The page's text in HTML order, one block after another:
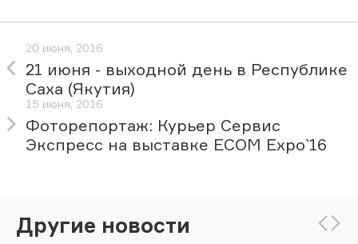
20 июня, 2016
21 июня - выходной день в Республике
Саха (Якутия)
15 июня, 2016
Фоторепортаж: Курьер Сервис
Экспресс на выставке ECOM Expo`16
Другие новости